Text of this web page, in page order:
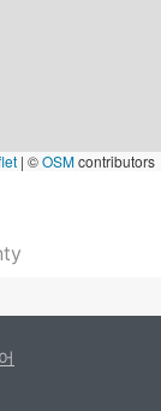
| ©OSMcontributors